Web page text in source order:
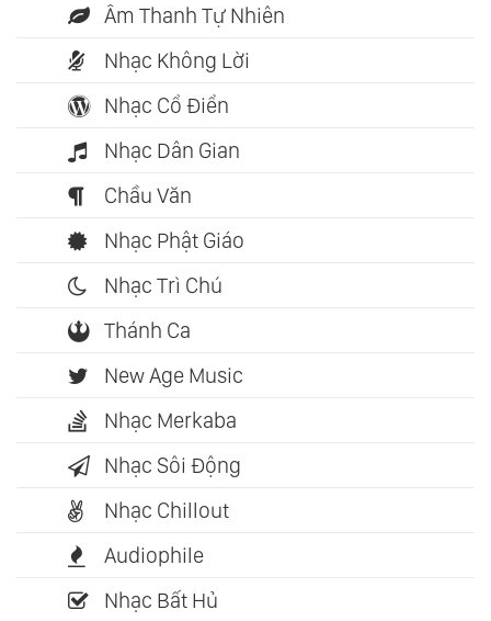
Âm Thanh Tự Nhiên
Nhạc Không Lời
Nhạc Cổ Điển
Nhạc Dân Gian
Chầu Văn
Nhạc Phật Giáo
Nhạc Trì Chú
Thánh Ca
New Age Music
Nhạc Merkaba
Nhạc Sôi Động
Nhạc Chillout
Audiophile
Nhạc Bất Hủ